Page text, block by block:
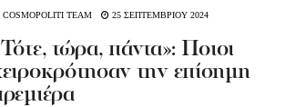
COSMOPOLITI TEAM 25 ΣΕΠΤΕΜΒΡΙΟΥ 2024
τώρα, πάντα»: Ποιοι
την επίσημη